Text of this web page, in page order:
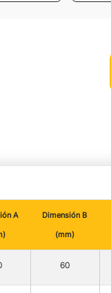
A
Dimensión B
(mm)
60